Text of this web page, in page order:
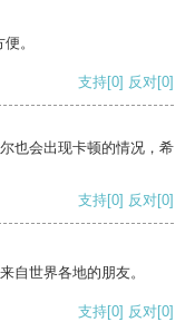
。
支持[0] 反对[0]
也会出现卡顿的情况，希
支持[0] 反对[0]
自世界各地的朋友。
支持[0] 反对[0]